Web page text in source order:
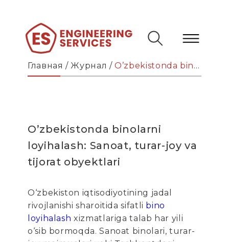
Главная / Журнал /O’zbekistonda binolarni loyihalash: Sanoat, turar-joy va tijorat obyektlari
O’zbekistonda binolarni
loyihalash: Sanoat, turar-joy va
tijorat obyektlari
O‘zbekiston iqtisodiyotining jadal
rivojlanishi sharoitida sifatli bino
loyihalash xizmatlariga talab har yili
o‘sib bormoqda. Sanoat binolari, turar-